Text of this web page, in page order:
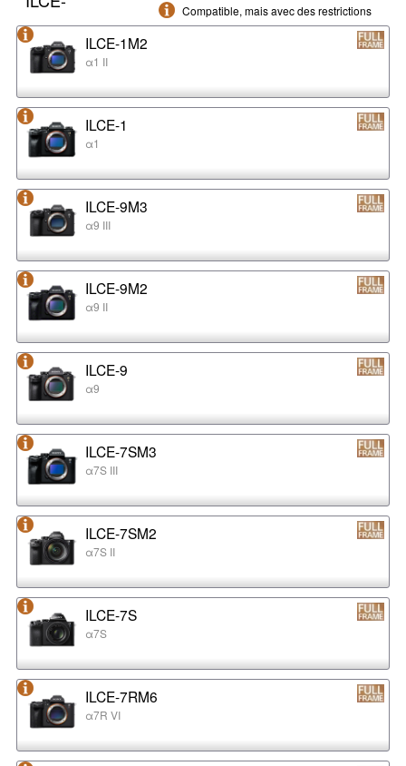
Compatible, mais avec des restrictions
ILCE-1M2
α1 II
ILCE-1
α1
ILCE-9M3
α9 III
ILCE-9M2
α9 II
ILCE-9
α9
ILCE-7SM3
α7S III
ILCE-7SM2
α7S II
ILCE-7S
α7S
ILCE-7RM6
α7R VI